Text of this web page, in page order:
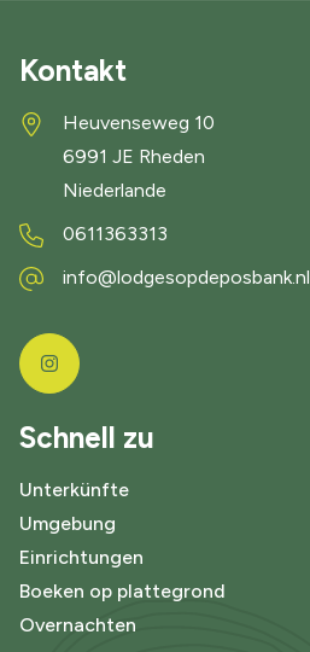
Kontakt
Heuvenseweg 10
6991 JE Rheden
Niederlande
0611363313
info@lodgesopdeposbank.nl
Schnell zu
Unterkünfte
Umgebung
Einrichtungen
Boeken op plattegrond
Overnachten